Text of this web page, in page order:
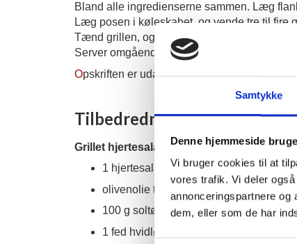
Samtykke
Denne hjemmeside
Vi bruger cookies til at
vores trafik. Vi deler
annonceringspartnere og
dem, eller som de har
Bland alle ingredienserne sammen. Læg
Læg posen i køleskabet, og vende tre til fire
Tænd grillen, og grill flanken over direkte,
Server omgående, skåret på tværs af
Opskriften er udarbejdet afGrilltips.dk
Tilbedredning af tilbehør
Grillet hjertesalat med rød pesto og
1 hjertesalat
olivenolie til pensling
100 g soltørrede tomater
1 fed hvidløg